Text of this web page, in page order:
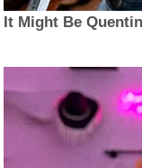
It Might Be